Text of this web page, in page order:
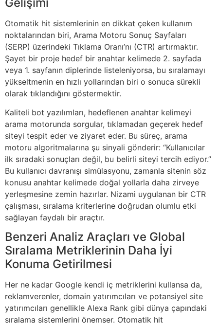
Otomatik hit sistemlerinin en dikkat çeken kullanım
noktalarından biri, Arama Motoru Sonuç Sayfaları
(SERP) üzerindeki Tıklama Oranı’nı (CTR) artırmaktır.
Şayet bir proje hedef bir anahtar kelimede 2. sayfada
veya 1. sayfanın diplerinde listeleniyorsa, bu sıralamayı
yükseltmenin en hızlı yollarından biri o sonuca sürekli
olarak tıklandığını göstermektir.
Kaliteli bot yazılımları, hedeflenen anahtar kelimeyi
arama motorunda sorgular, tıklamadan geçerek hedef
siteyi tespit eder ve ziyaret eder. Bu süreç, arama
motoru algoritmalarına şu sinyali gönderir: “Kullanıcılar
ilk sıradaki sonuçları değil, bu belirli siteyi tercih ediyor.”
Bu kullanıcı davranışı simülasyonu, zamanla sitenin söz
konusu anahtar kelimede doğal yollarla daha zirveye
yerleşmesine zemin hazırlar. Nizami uygulanan bir CTR
çalışması, sıralama kriterlerine doğrudan olumlu etki
sağlayan faydalı bir araçtır.
Benzeri Analiz Araçları ve Global
Sıralama Metriklerinin Daha İyi
Konuma Getirilmesi
Her ne kadar Google kendi iç metriklerini kullansa da,
reklamverenler, domain yatırımcıları ve potansiyel site
yatırımcıları genellikle Alexa Rank gibi dünya çapındaki
sıralama sistemlerini önemser. Otomatik hit